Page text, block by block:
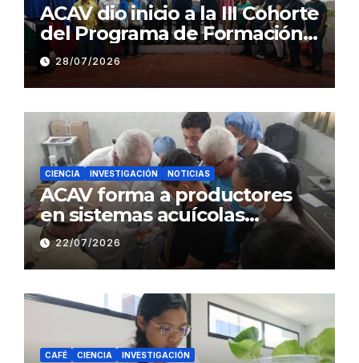
ACAV dio inicio a la III Cohorte
del Programa de Formación
en Producción y Manejo de
Sistemas Sustentables de
Café
28/07/2026
CIENCIA INVESTIGACIÓN NOTICIAS
ACAV forma a productores
en sistemas acuícolas
sustentables en Barinas
22/07/2026
CAFÉ CIENCIA INVESTIGACIÓN